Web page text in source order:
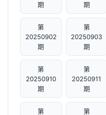
期
期
第
20250902
期
第
20250903
期
第
20250910
期
第
20250911
期
第
第